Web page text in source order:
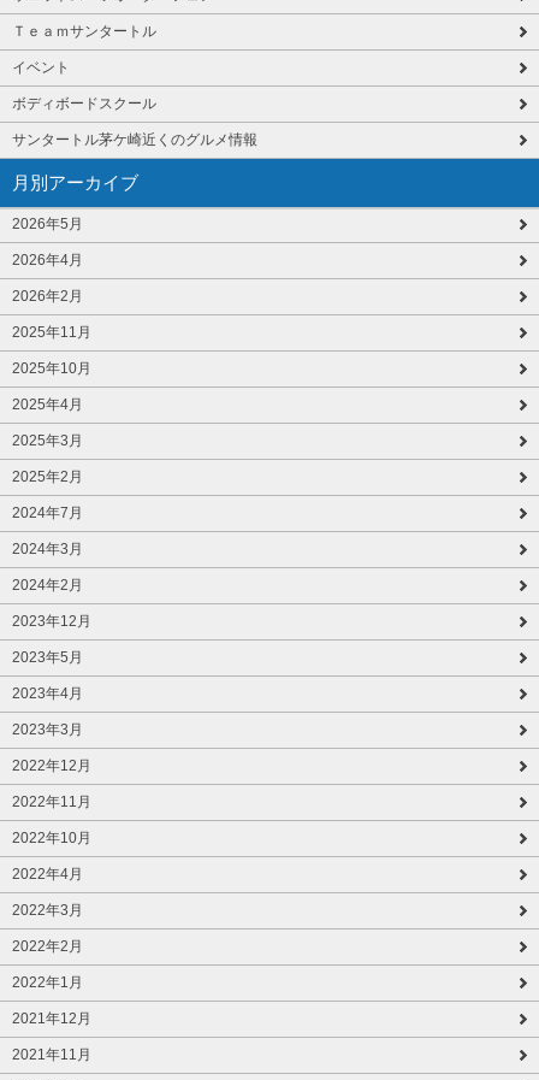
Ｔｅａｍサンタートル
イベント
ボディボードスクール
サンタートル茅ケ崎近くのグルメ情報
月別アーカイブ
2026年5月
2026年4月
2026年2月
2025年11月
2025年10月
2025年4月
2025年3月
2025年2月
2024年7月
2024年3月
2024年2月
2023年12月
2023年5月
2023年4月
2023年3月
2022年12月
2022年11月
2022年10月
2022年4月
2022年3月
2022年2月
2022年1月
2021年12月
2021年11月